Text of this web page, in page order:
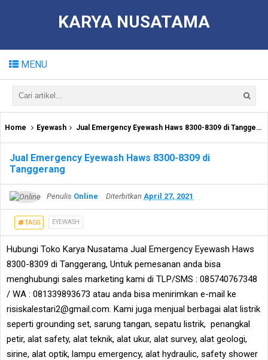
KARYA NUSATAMA
MENU
Home Eyewash Jual Emergency Eyewash Haws 8300-8309 di Tanggerang
Jual Emergency Eyewash Haws 8300-8309 di
Tanggerang
Penulis Online Diterbitkan April 27, 2021
TAGS EYEWASH
Hubungi Toko Karya Nusatama Jual Emergency Eyewash Haws
8300-8309 di Tanggerang, Untuk pemesanan anda bisa
menghubungi sales marketing kami di TLP/SMS : 085740767348
/ WA : 081339893673 atau anda bisa menirimkan e-mail ke
risiskalestari2@gmail.com. Kami juga menjual berbagai alat listrik
seperti grounding set, sarung tangan, sepatu listrik, penangkal
petir, alat safety, alat teknik, alat ukur, alat survey, alat geologi,
sirine, alat optik, lampu emergency, alat hydraulic, safety shower